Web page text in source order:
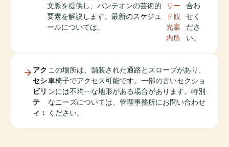
文脈を提供し、パンテオンの芸術的
要素を解説します。最新のスケジュ
ールについては、
リー
ド観
光案
内所
合わ
せく
ださ
い。
アク
セシ
ビリ
テ
ィ：
この場所は、舗装された通路とスロープがあり、
車椅子でアクセス可能です。一部の古いセクショ
ンには不均一な地形がある場合があります。特別
なニーズについては、管理事務所にお問い合わせ
ください。